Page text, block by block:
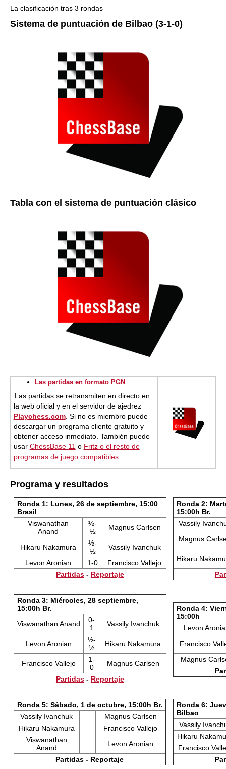
La clasificación tras 3 rondas
Sistema de puntuación de Bilbao (3-1-0)
Tabla con el sistema de puntuación clásico
Las partidas en formato PGN
Las partidas se retransmiten en directo en
la web oficial y en el servidor de ajedrez
Playchess.com. Si no es miembro puede
descargar un programa cliente gratuito y
obtener acceso inmediato. También puede
usar ChessBase 11o Fritz o el resto de
programas de juego compatibles.
Programa y resultados
Ronda 1: Lunes, 26 de septiembre, 15:00
Brasil
Viswanathan
Anand
½-
½
Magnus Carlsen
Hikaru Nakamura
½-
½
Vassily Ivanchuk
Levon Aronian
1-0
Francisco Vallejo
Partidas- Reportaje
Ronda 2:
15:00h Br.
Vassily
Magnus
Hikaru
Ronda 3: Miércoles, 28 septiembre,
15:00h Br.
Viswanathan Anand
0-
1
Vassily Ivanchuk
Levon Aronian
½-
½
Hikaru Nakamura
Francisco Vallejo
1-
0
Magnus Carlsen
Partidas- Reportaje
Ronda 4:
15:00h
Levon
Francisco
Magnus
Ronda 5: Sábado, 1 de octubre, 15:00h Br.
Vassily Ivanchuk
Magnus Carlsen
Hikaru Nakamura
Francisco Vallejo
Viswanathan
Anand
Levon Aronian
Partidas - Reportaje
Ronda 6:
Bilbao
Vassily
Hikaru
Francisco